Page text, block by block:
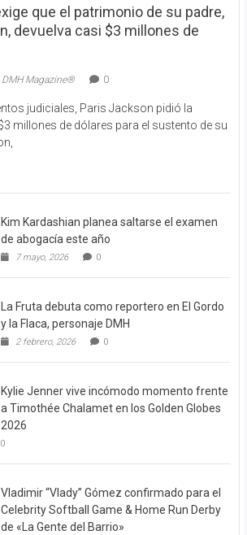
que el patrimonio de su padre,
devuelva casi $3 millones de
DMH Magazine® 0
judiciales, Paris Jackson pidió la
millones de dólares para el sustento de su
Kim Kardashian planea saltarse el examen
de abogacía este año
7 mayo, 2026 0
La Fruta debuta como reportero en El Gordo
y la Flaca, personaje DMH
2 febrero, 2026 0
Kylie Jenner vive incómodo momento frente
a Timothée Chalamet en los Golden Globes
2026
0
Vladimir “Vlady” Gómez confirmado para el
Celebrity Softball Game & Home Run Derby
de «La Gente del Barrio»